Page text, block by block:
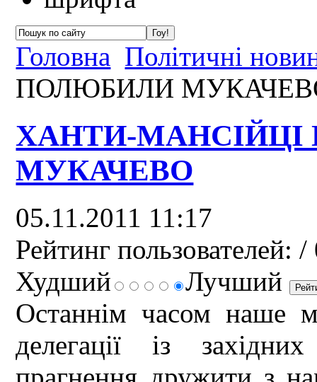
Головна Політичні
ПОЛЮБИЛИ
ХАНТИ-
МУКАЧЕВО
05.11.2011 11:17
Рейтинг пользователей: /
Худший
Лучший
Останнім часом наше
делегації із